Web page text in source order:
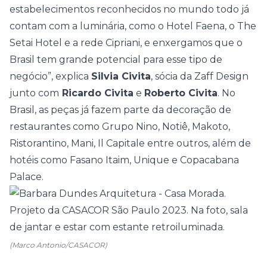
estabelecimentos reconhecidos no mundo todo já
contam com a luminária, como o Hotel Faena, o The
Setai Hotel e a rede Cipriani, e enxergamos que o
Brasil tem grande potencial para esse tipo de
negócio”, explica Silvia Civita, sócia da Zaff Design
junto com Ricardo Civita e Roberto Civita. No
Brasil, as peças já fazem parte da decoração de
restaurantes como Grupo Nino, Notiê, Makoto,
Ristorantino, Mani, Il Capitale entre outros, além de
hotéis como Fasano Itaim, Unique e Copacabana
Palace.
(Marco Antonio/CASACOR)